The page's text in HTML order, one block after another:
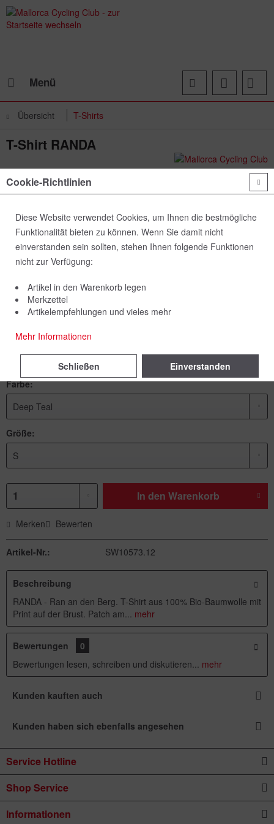
Menü
Übersicht T-Shirts
T-Shirt RANDA
39,00 € *
Farbe:
Größe:
In den Warenkorb
Merken Bewerten
Artikel-Nr.: SW10573.12
Beschreibung
RANDA - Ran an den Berg. T-Shirt aus 100% Bio-Baumwolle mit
Print auf der Brust. Patch am... mehr
Bewertungen
0
Bewertungen lesen, schreiben und diskutieren... mehr
Kunden kauften auch
Kunden haben sich ebenfalls angesehen
Service Hotline
Shop Service
Informationen
Cookie-Richtlinien
Diese Website verwendet Cookies, um Ihnen die bestmögliche
Funktionalität bieten zu können. Wenn Sie damit nicht
einverstanden sein sollten, stehen Ihnen folgende Funktionen
nicht zur Verfügung:
Artikel in den Warenkorb legen
Merkzettel
Artikelempfehlungen und vieles mehr
Mehr Informationen
Einverstanden
Schließen